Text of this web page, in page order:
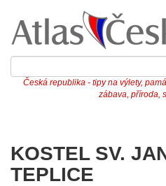
Česká republika - tipy na výlety,
zábava, příroda,
KOSTEL SV.
TEPLICE